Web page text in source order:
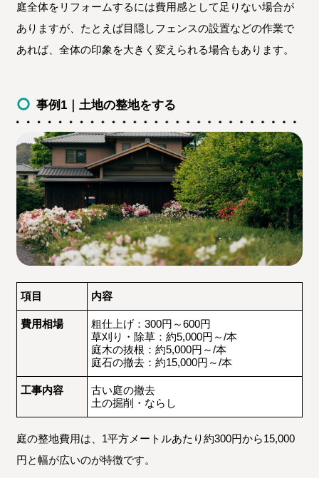
庭全体をリフォームするには費用感として足りない場合が
ありますが、たとえば目隠しフェンスの設置などの作業で
あれば、全体の印象を大きく変えられる場合もあります。
事例1｜土地の整地をする
項目 内容
費用相場
粗仕上げ：300円～600円
草刈り・除草：約5,000円～/本
庭木の抜根：約5,000円～/本
庭石の撤去：約15,000円～/本
工事内容
古い庭の撤去
土の掘削・ならし
庭の整地費用は、1平方メートルあたり約300円から15,000
円と幅が広いのが特徴です。